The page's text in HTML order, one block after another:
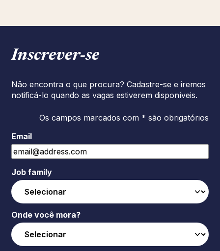
Inscrever‑se
Não encontra o que procura? Cadastre-se e iremos
notificá-lo quando as vagas estiverem disponíveis.
Os campos marcados com * são obrigatórios
Email
Job family
Onde você mora?